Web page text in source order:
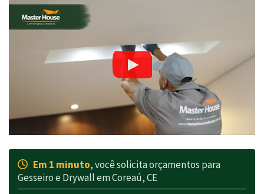
Em 1 minuto, você solicita orçamentos para
Gesseiro e Drywall em Coreaú, CE